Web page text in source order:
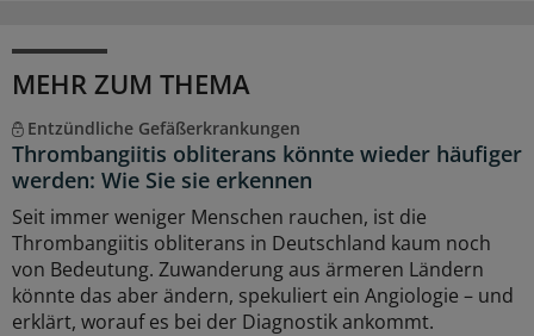
MEHR ZUM THEMA
Entzündliche Gefäßerkrankungen
Thrombangiitis obliterans könnte wieder häufiger
werden: Wie Sie sie erkennen
Seit immer weniger Menschen rauchen, ist die
Thrombangiitis obliterans in Deutschland kaum noch
von Bedeutung. Zuwanderung aus ärmeren Ländern
könnte das aber ändern, spekuliert ein Angiologie – und
erklärt, worauf es bei der Diagnostik ankommt.